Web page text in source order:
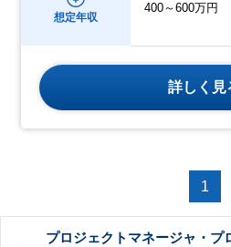
想定年収
400～600万円
詳しく見
1
プロジェクトマネージャ・プ